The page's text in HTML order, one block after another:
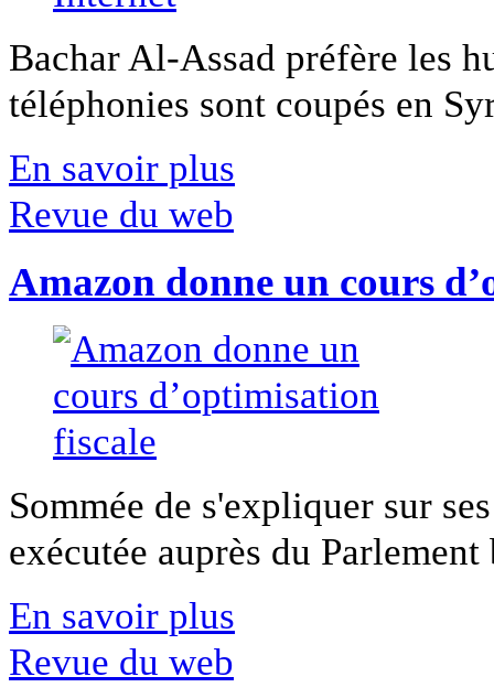
Bachar Al-Assad préfère les
téléphonies sont coupés en
En savoir plus
Revue du web
Amazon donne un cours
Sommée de s'expliquer sur
exécutée auprès du
En savoir plus
Revue du web